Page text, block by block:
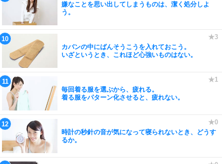
嫌なことを思い出してしまうものは、潔く処分しよ
う。
カバンの中にばんそうこうを入れておこう。
いざというとき、これほど心強いものはない。
毎回着る服を選ぶから、疲れる。
着る服をパターン化させると、疲れない。
時計の秒針の音が気になって寝られないとき、どうす
るか。